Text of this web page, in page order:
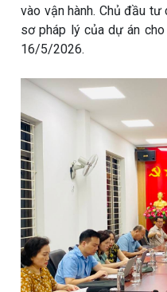
vào vận hành. Chủ đầu tư
sơ pháp lý của dự án
16/5/2026.